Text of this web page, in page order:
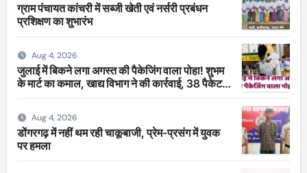
ग्राम पंचायत कांचरी में सब्जी खेती एवं नर्सरी प्रबंधन
प्रशिक्षण का शुभारंभ
Aug 4, 2026
जुलाई में बिकने लगा अगस्त की पैकेजिंग वाला पोहा! शुभम
के मार्ट का कमाल, खाद्य विभाग ने की कार्रवाई, 38 पैकेट
सीज
Aug 4, 2026
डोंगरगढ़ में नहीं थम रही चाकूबाजी, प्रेम-प्रसंग में युवक
पर हमला